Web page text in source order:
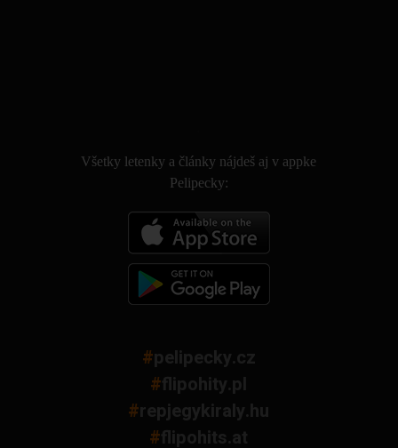
Všetky letenky a články nájdeš aj v appke
Pelipecky:
#pelipecky.cz
#flipohity.pl
#repjegykiraly.hu
#flipohits.at